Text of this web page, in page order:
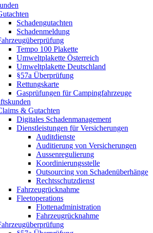
Schadengutachten
Schadenmeldung
Tempo 100 Plakette
Umweltplakette Österreich
Umweltplakette Deutschland
§57a Überprüfung
Rettungskarte
Gasprüfungen für Campingfahrzeuge
& Gutachten
Digitales Schadenmanagement
Dienstleistungen für Versicherungen
Auditdienste
Auditierung von Versicherungen
Aussenregulierung
Koordinierungsstelle
Outsourcing von Schadenüberhänge
Rechtsschutzdienst
Fahrzeugrücknahme
Fleetoperations
Flottenadministration
Fahrzeugrücknahme